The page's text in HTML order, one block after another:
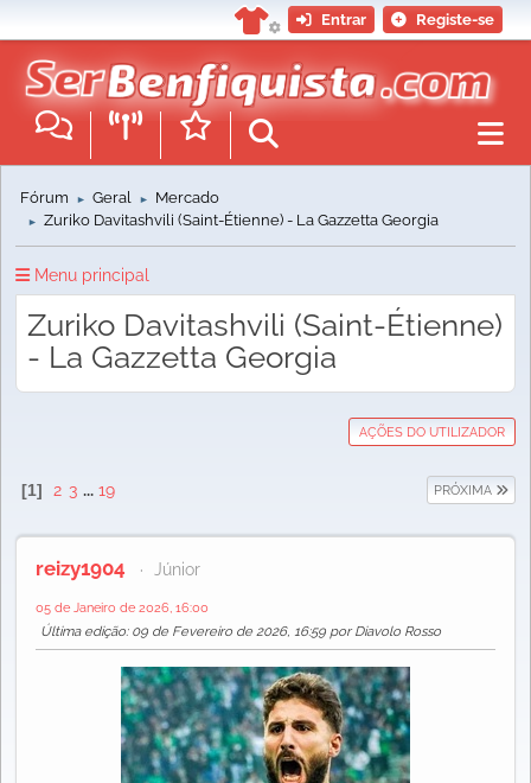
Entrar Registe-se
Fórum ► Geral ► Mercado
► Zuriko Davitashvili (Saint-Étienne) - La Gazzetta Georgia
Menu principal
Zuriko Davitashvili (Saint-Étienne)
- La Gazzetta Georgia
AÇÕES DO UTILIZADOR
1 2 3 ... 19 PRÓXIMA
reizy1904 Júnior
05 de Janeiro de 2026, 16:00
Última edição: 09 de Fevereiro de 2026, 16:59 por Diavolo Rosso